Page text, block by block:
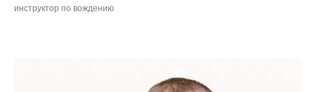
инструктор по вождению